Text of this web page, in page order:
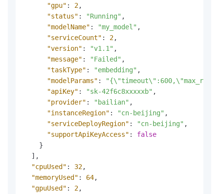
"gpu" : 2,
"status" : "Running" ,
"modelName" : "my_model" ,
"serviceCount" : 2,
"version" : "v1.1" ,
"message" : "Failed" ,
"taskType" : "embedding" ,
"modelParams" :
"apiKey" : "sk-42f6c8xxxxxb" ,
"provider" : "bailian" ,
"instanceRegion" : "cn-beijing" ,
"serviceDeployRegion" : "cn-beijing" ,
"supportApiKeyAccess" :
false
}
] ,
"cpuUsed" : 32,
"memoryUsed" : 64,
"gpuUsed" : 2,